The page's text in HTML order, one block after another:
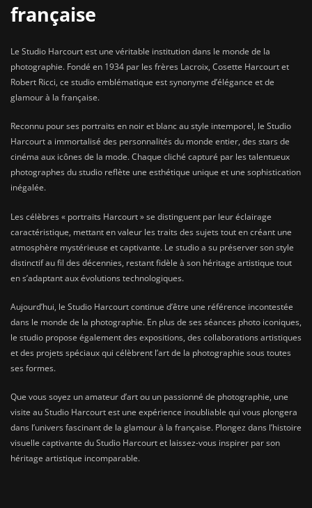
française
Le Studio Harcourt est une véritable institution dans le monde de la
photographie. Fondé en 1934 par les frères Lacroix, Cosette Harcourt et
Robert Ricci, ce studio emblématique est synonyme d’élégance et de
glamour à la française.
Reconnu pour ses portraits en noir et blanc au style intemporel, le Studio
Harcourt a immortalisé des personnalités du monde entier, des stars de
cinéma aux icônes de la mode. Chaque cliché capturé par les talentueux
photographes du studio reflète une esthétique unique et une sophistication
inégalée.
Les célèbres « portraits Harcourt » se distinguent par leur éclairage
caractéristique, mettant en valeur les traits des sujets tout en créant une
atmosphère mystérieuse et captivante. Le studio a su préserver son style
distinctif au fil des décennies, restant fidèle à son héritage artistique tout
en s’adaptant aux évolutions technologiques.
Aujourd’hui, le Studio Harcourt continue d’être une référence incontestée
dans le monde de la photographie. En plus de ses séances photo iconiques,
le studio propose également des expositions, des collaborations artistiques
et des projets spéciaux qui célèbrent l’art de la photographie sous toutes
ses formes.
Que vous soyez un amateur d’art ou un passionné de photographie, une
visite au Studio Harcourt est une expérience inoubliable qui vous plongera
dans l’univers fascinant de la glamour à la française. Plongez dans l’histoire
visuelle captivante du Studio Harcourt et laissez-vous inspirer par son
héritage artistique incomparable.